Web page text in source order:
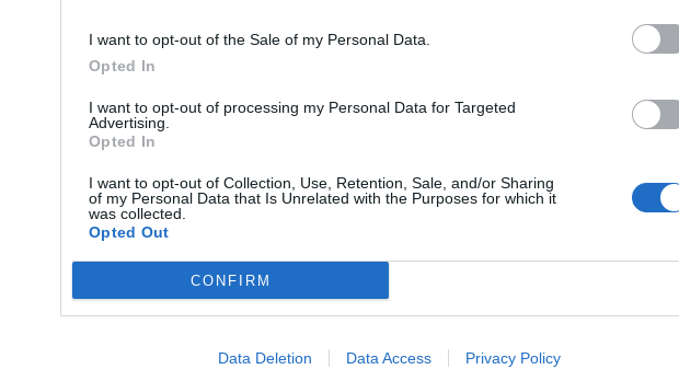
I want to opt-out of the Sale of my Personal Data.
Opted In
I want to opt-out of processing my Personal Data for Targeted
Advertising.
Opted In
I want to opt-out of Collection, Use, Retention, Sale, and/or Sharing
of my Personal Data that Is Unrelated with the Purposes for which it
was collected.
Opted Out
CONFIRM
Data Deletion Data Access Privacy Policy
sajt
fél órán
kevés porcukrot, és nagyjából 15 perc alatt fölfuttatjuk
A szobahőmérsékletű lisztet egy tálba szitáljuk, majd
maradék tejjel, a porcukorral és a langyosra olvasztott
perc dagasztással hólyagosra dolgozzuk. Végül
3. Megkenjük olajjal a tetejét, majd egy konyharuhával
A töltelékhez felkockázzuk a szalonnát, majd az olajat
hagyjuk kihűlni.
A tésztát kettéosztjuk. Meglisztezett gyúrólapon